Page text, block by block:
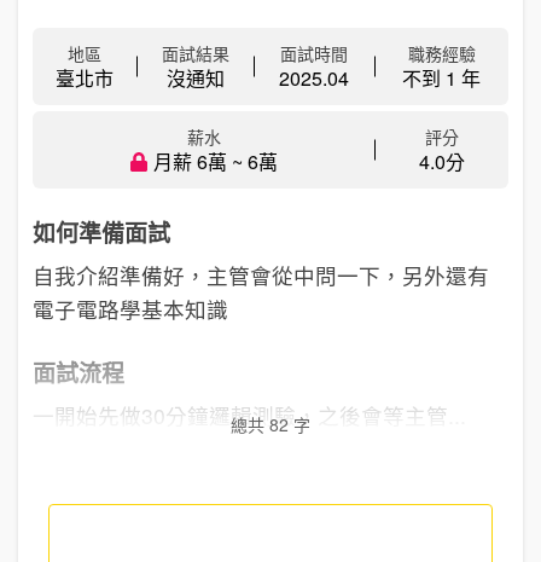
地區
臺北市
面試結果
沒通知
面試時間
2025.04
職務經驗
不到 1 年
薪水
月薪 6萬 ~ 6萬
評分
4.0分
如何準備面試
自我介紹準備好，主管會從中問一下，另外還有
電子電路學基本知識
面試流程
一開始先做30分鐘邏輯測驗，之後會等主管...
總共 82 字